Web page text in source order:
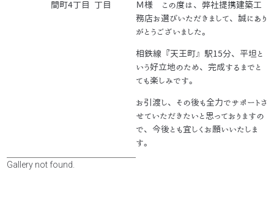
間町4丁目
丁目
Ｍ様 この度は、弊社提携建築工
務店お選びいただきまして、誠にあり
がとうございました。
相鉄線『天王町』駅15分、平坦と
いう好立地のため、完成するまでと
ても楽しみです。
お引渡し、その後も全力でサポートさ
せていただきたいと思っておりますの
で、今後とも宜しくお願いいたしま
す。
Gallery not found.